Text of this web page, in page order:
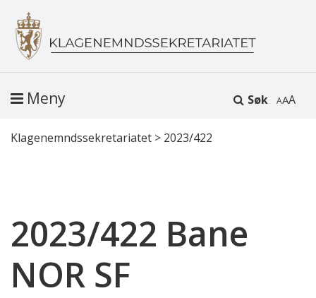
Søk A
Meny
Klagenemndssekretariatet > 2023/422
2023/422 Bane
NOR SF